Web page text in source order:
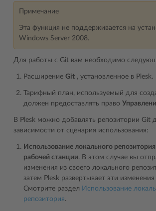
Примечание
Эта функция не поддерживается на
Windows Server 2008.
Для работы с Git вам необходимо
Расширение Git , установленное в Plesk.
Тарифный план, используемый для
должен предоставлять право
В Plesk можно добавлять репозитории Git
зависимости от сценария использования:
Использование локального
рабочей станции. В этом случае вы
изменения из своего локального
затем Plesk развертывает эти
Смотрите раздел Использование
репозитория.